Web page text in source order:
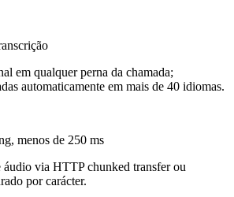
em qualquer perna da chamada;
automaticamente em mais de 40 idiomas.
menos de 250 ms
áudio via HTTP chunked transfer ou
por carácter.